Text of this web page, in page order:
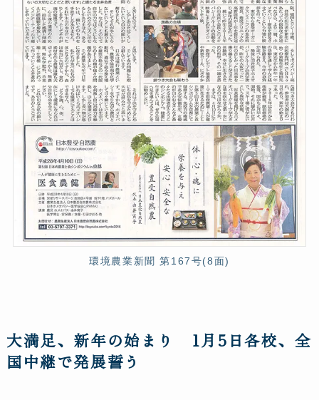
環境農業新聞 第167号(8面)
大満足、新年の始まり 1月5日各校、全
国中継で発展誓う